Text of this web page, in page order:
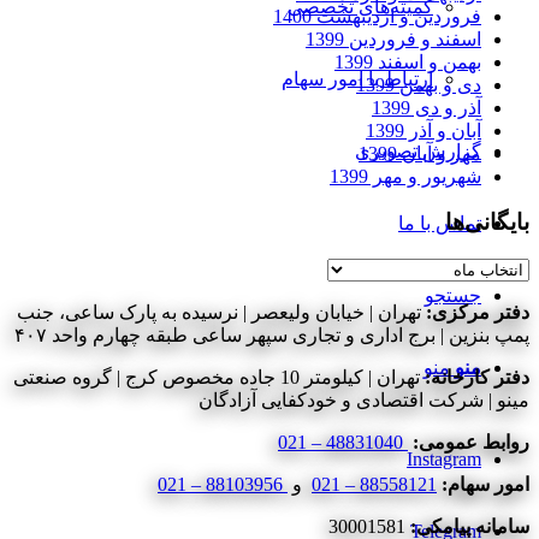
کمیته‌های تخصصی
ارتباط با امور سهام
گزارش تصویری
تماس با ما
جستجو
منو منو
Instagram
Telegram
فروردین و اردیبهشت 1400
اسفند و فروردین 1399
بهمن و اسفند 1399
دی و بهمن 1399
آذر و دی 1399
آبان و آذر 1399
مهر و آبان 1399
شهریور و مهر 1399
بایگانی‌ها
بایگانی‌ها
دفتر مرکزی:تهران | خیابان ولیعصر | نرسیده به پارک ساعی، جنب
پمپ بنزین | برج اداری و تجاری سپهر ساعی طبقه چهارم واحد ۴۰۷
دفتر کارخانه:
تهران | کیلومتر 10 جاده مخصوص کرج | گروه صنعتی
مینو | شرکت اقتصادی و خودکفایی آزادگان
روابط عمومی:
امور سهام: 88558121 – 021 و
سامانه پیامکی: